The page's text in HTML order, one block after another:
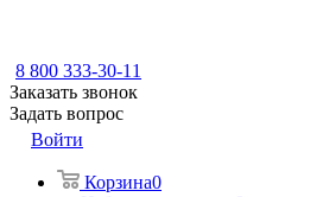
8 800 333-30-11
Заказать звонок
Задать вопрос
Войти
Корзина0